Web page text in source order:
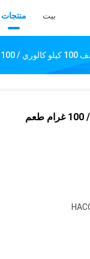
بيت منتجات
سي
الفلفل الحمراء المجفف 100 كيلو كالوري / 100 غرام طعم